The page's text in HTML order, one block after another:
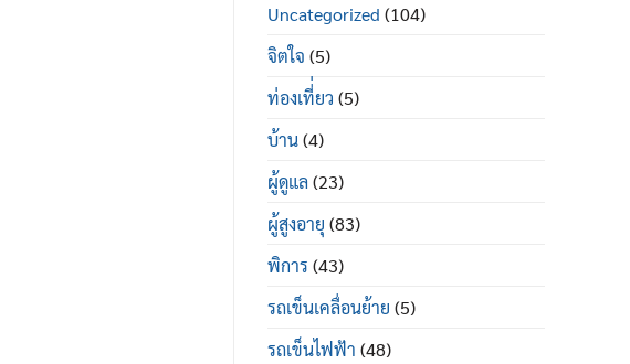
ยี่ห้อ
Uncategorized (104)
จิตใจ (5)
ท่องเที่่ยว (5)
บ้าน(4)
ผู้ดูแล (23)
ผู้สูงอายุ (83)
พิการ (43)
รถเข็นเคลื่อนย้าย (5)
รถเข็นไฟฟ้า (48)